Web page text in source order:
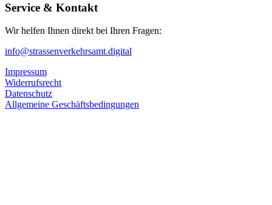
Service & Kontakt
Wir helfen Ihnen direkt bei Ihren Fragen:
info@strassenverkehrsamt.digital
Impressum
Widerrufsrecht
Datenschutz
Allgemeine Geschäftsbedingungen